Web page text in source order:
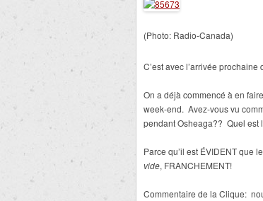
(Photo: Radio-Canada)
C’est avec l’arrivée
On a déjà commencé à en
week-end. Avez-vous vu
pendant Osheaga?? Quel est
Parce qu’il est ÉVIDENT que
vide, FRANCHEMENT!
Commentaire de la Clique: